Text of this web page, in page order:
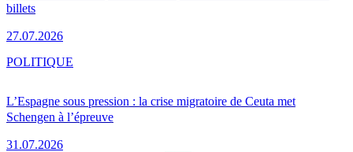
billets
27.07.2026
L’Espagne sous pression : la crise migratoire de Ceuta met
Schengen à l’épreuve
31.07.2026
POLITIQUE